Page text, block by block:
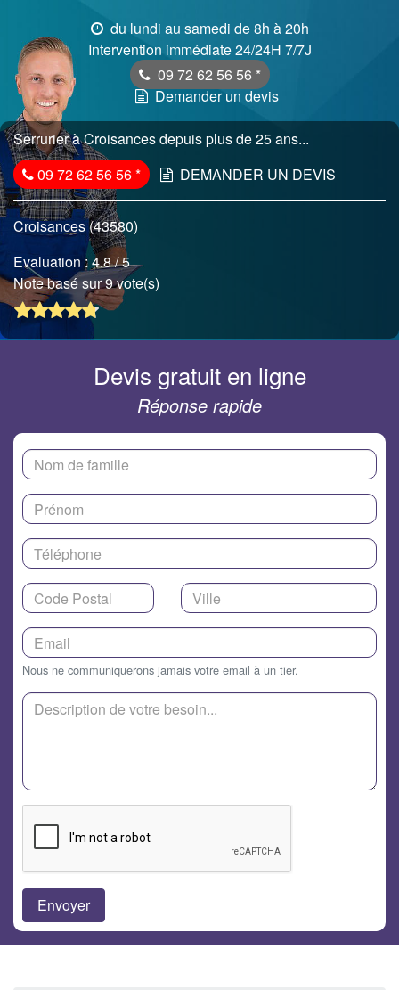
du lundi au samedi de 8h à 20h
Intervention immédiate 24/24H 7/7J
09 72 62 56 56 *
Demander un devis
Serrurier à Croisances depuis plus de 25 ans...
09 72 62 56 56* DEMANDER UN DEVIS
Croisances (43580)
Evaluation :4.8/ 5
Note basé sur 9 vote(s)
Devis gratuit en ligne
Réponse rapide
Nous ne communiquerons jamais votre email à un tier.